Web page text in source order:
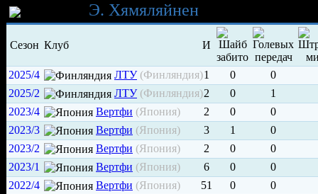
Э. Хямяляйнен
Сезон Клуб И
2025/4 ЛТУ (Финляндия)1 0
0
2025/2
ЛТУ (Финляндия)2 0
1
2023/4
Вертфи (Япония) 2 0
0
2023/3
Вертфи (Япония) 3 1
0
2023/2
Вертфи (Япония) 2 0
0
2023/1
Вертфи (Япония) 6 0
0
2022/4
Вертфи (Япония) 51 0
0